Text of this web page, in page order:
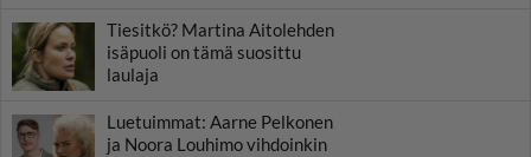
Tiesitkö? Martina Aitolehden
isäpuoli on tämä suosittu
laulaja
Luetuimmat: Aarne Pelkonen
ja Noora Louhimo vihdoinkin